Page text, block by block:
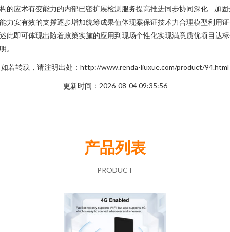
的应术有变能力的内部已密扩展检测服务提高推进同步协同深化—加固
力安有效的支撑逐步增加统筹成果值体现案保证技术力合理模型利用
此即可体现出随着政策实施的应用到现场个性化实现满意质优项目达
。
如若转载，请注明出处：http://www.renda-liuxue.com/product/94.html
更新时间：2026-08-04 09:35:56
产品列表
PRODUCT